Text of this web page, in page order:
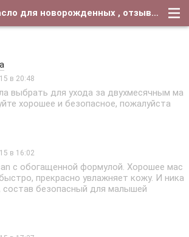
Детское масло для новорожденных , отзывы есть? - Форум о детях и для их родителей
в 20:48
выбрать для ухода за двухмесячным ма
хорошее и безопасное, пожалуйста
в 16:02
с обогащенной формулой. Хорошее мас
прекрасно увлажняет кожу. И ника
состав безопасный для малышей